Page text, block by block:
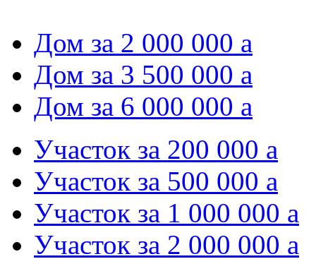
Дом за 2 000 000 a
Дом за 3 500 000 a
Дом за 6 000 000 a
Участок за 200 000 a
Участок за 500 000 a
Участок за 1 000 000 a
Участок за 2 000 000 a